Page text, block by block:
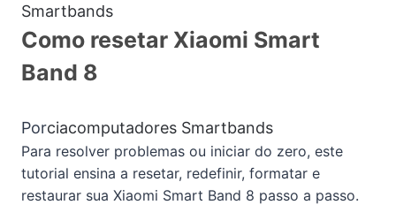
Smartbands
Como resetar Xiaomi Smart
Band 8
Porciacomputadores Smartbands
Para resolver problemas ou iniciar do zero, este
tutorial ensina a resetar, redefinir, formatar e
restaurar sua Xiaomi Smart Band 8 passo a passo.